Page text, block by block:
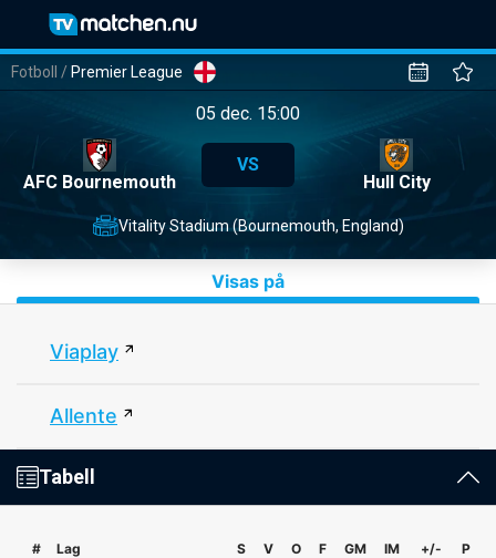
Fotboll / Premier League
05 dec. 15:00
AFC Bournemouth
VS
Hull City
Vitality Stadium (Bournemouth, England)
Visas på
Viaplay
Allente
Tabell
# Lag S V O F GM IM +/- P